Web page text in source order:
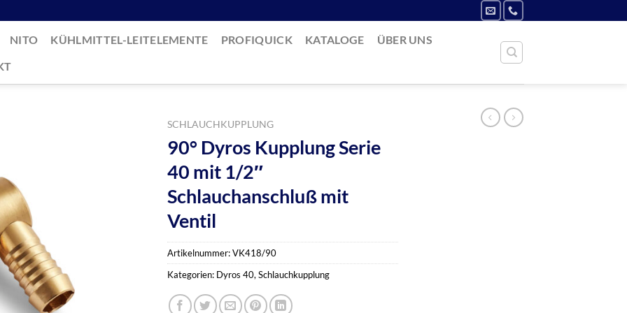
NITO KÜHLMITTEL-LEITELEMENTE PROFIQUICK KATALOGE
ÜBER UNS
SCHLAUCHKUPPLUNG
90° Dyros Kupplung Serie
40 mit 1/2″
Schlauchanschluß mit
Ventil
Artikelnummer:VK418/90
Kategorien: Dyros 40,Schlauchkupplung